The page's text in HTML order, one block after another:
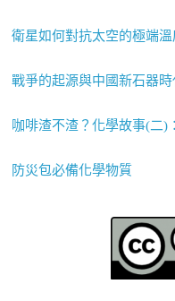
衛星如何對抗太空的極端
戰爭的起源與中國新石器
咖啡渣不渣？化學故事(二)
防災包必備化學物質